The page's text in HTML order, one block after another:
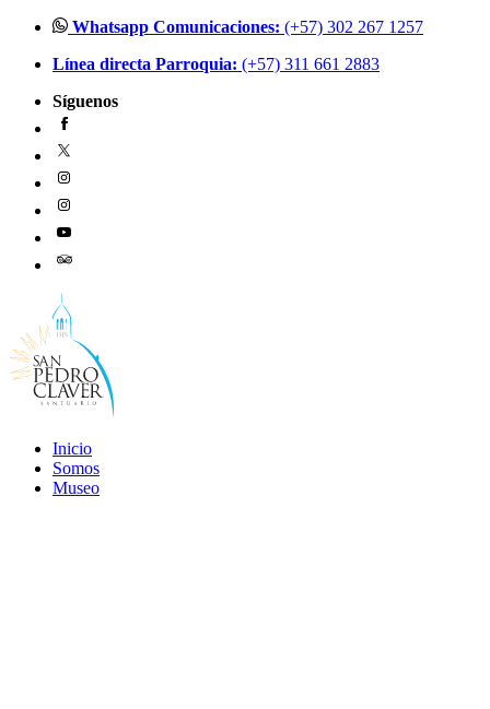
contenido
Whatsapp Comunicaciones: (+57) 302 267 1257
Línea directa Parroquia: (+57) 311 661 2883
Síguenos
Inicio
Somos
Museo